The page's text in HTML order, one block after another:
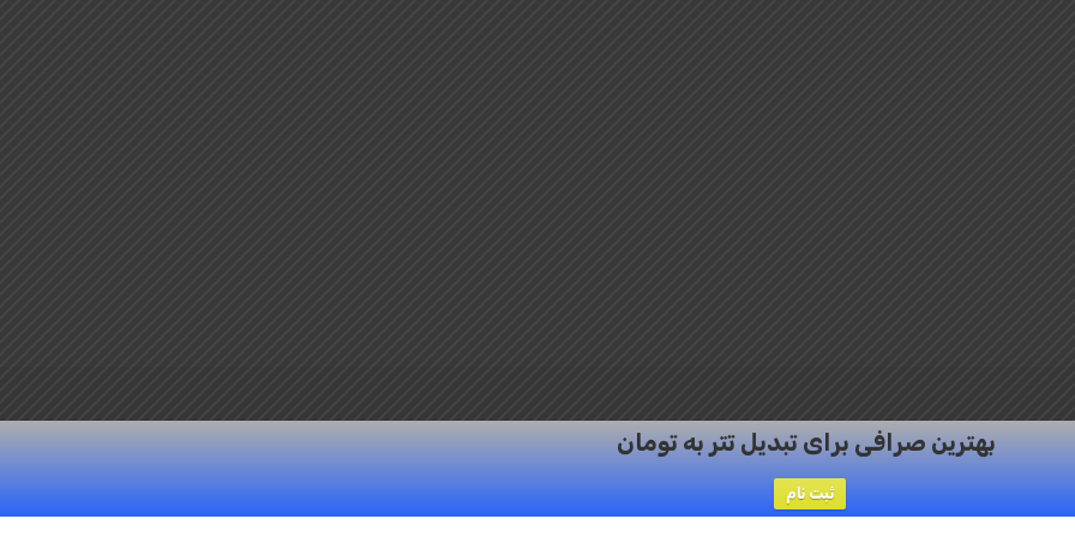
twitter RSS instagram
بهترین صرافی برای تبدیل تتر به تومان
ثبت نام